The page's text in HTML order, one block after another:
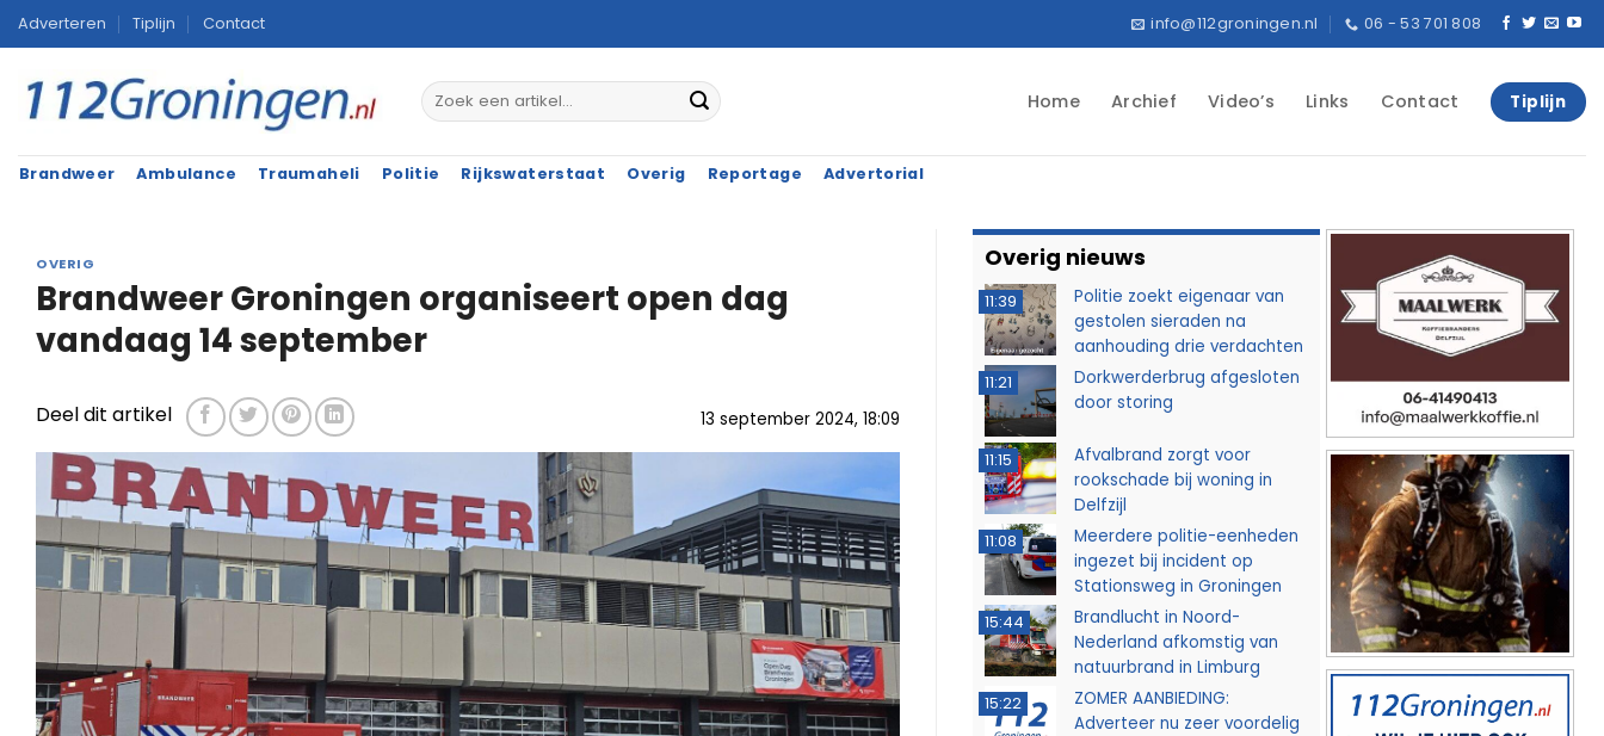
Ga
naar
inhoud
Adverteren Tiplijn Contact info@112groningen.nl 06 - 53 701 808
Home Archief Video’s Links Contact Tiplijn
Brandweer Ambulance Traumaheli Politie Rijkswaterstaat Overig Reportage Advertorial
OVERIG
Brandweer Groningen organiseert open dag
vandaag 14 september
13 september 2024, 18:09
Deel dit artikel
Overig nieuws
11:39
Politie zoekt eigenaar van
gestolen sieraden na
aanhouding drie verdachten
11:21
Dorkwerderbrug afgesloten
door storing
11:15
Afvalbrand zorgt voor
rookschade bij woning in
Delfzijl
11:08
Meerdere politie-eenheden
ingezet bij incident op
Stationsweg in Groningen
15:44
Brandlucht in Noord-
Nederland afkomstig van
natuurbrand in Limburg
15:22
ZOMER AANBIEDING:
Adverteer nu zeer voordelig